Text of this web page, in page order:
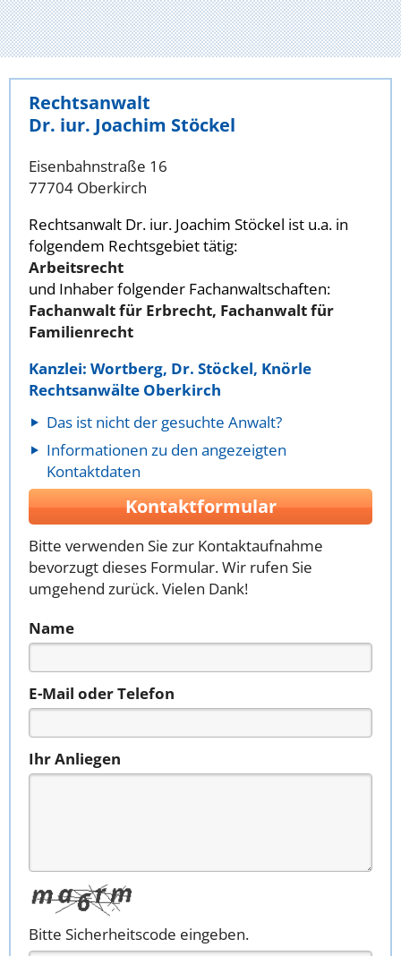
Rechtsanwalt
Dr. iur. Joachim Stöckel
Eisenbahnstraße 16
77704 Oberkirch
Rechtsanwalt Dr. iur. Joachim Stöckel ist u.a. in
folgendem Rechtsgebiet tätig:
Arbeitsrecht
und Inhaber folgender Fachanwaltschaften:
Fachanwalt für Erbrecht, Fachanwalt für
Familienrecht
Kanzlei: Wortberg, Dr. Stöckel, Knörle
Rechtsanwälte Oberkirch
Das ist nicht der gesuchte Anwalt?
Informationen zu den angezeigten
Kontaktdaten
Kontaktformular
Bitte verwenden Sie zur Kontaktaufnahme
bevorzugt dieses Formular. Wir rufen Sie
umgehend zurück. Vielen Dank!
Name
E-Mail oder Telefon
Ihr Anliegen
Bitte Sicherheitscode eingeben.